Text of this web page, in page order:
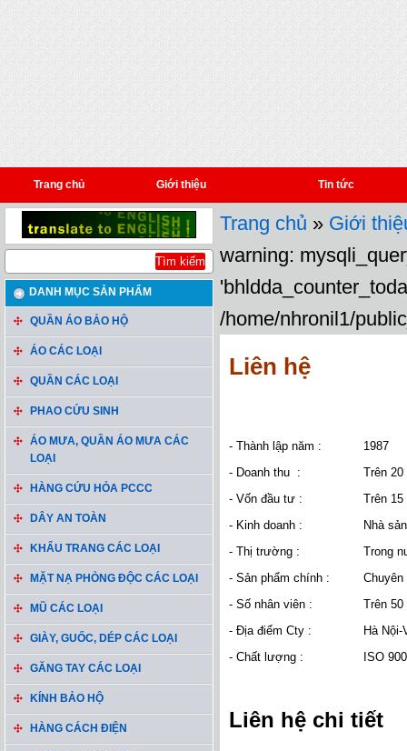
Trang chủ Giới thiệu Tin tức
DANH MỤC SẢN PHẨM
QUẦN ÁO BẢO HỘ
ÁO CÁC LOẠI
QUẦN CÁC LOẠI
PHAO CỨU SINH
ÁO MƯA, QUẦN ÁO MƯA CÁC
LOẠI
HÀNG CỨU HỎA PCCC
DÂY AN TOÀN
KHẨU TRANG CÁC LOẠI
MẶT NẠ PHÒNG ĐỘC CÁC LOẠI
MŨ CÁC LOẠI
GIÀY, GUỐC, DÉP CÁC LOẠI
GĂNG TAY CÁC LOẠI
KÍNH BẢO HỘ
HÀNG CÁCH ĐIỆN
Trang chủ » Giới
warning:
/home/nhronil1/
Liên hệ
- Thành lập năm :
1987
- Doanh thu :
Trên
- Vốn đầu tư :
Trên
- Kinh doanh :
Nhà
- Thị trường :
Trong
- Sản phẩm chính :
- Số nhân viên :
Trên 50
- Địa điểm Cty :
Hà Nội-
- Chất lượng :
ISO
Liên hệ chi tiết